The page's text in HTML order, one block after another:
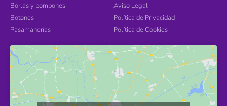
Borlas y pompones
Botones
Pasamanerías
Aviso Legal
Política de Privacidad
Política de Cookies